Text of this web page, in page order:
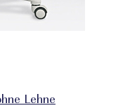
Lehne